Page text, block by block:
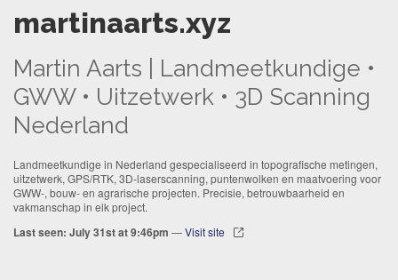
martinaarts.xyz
Martin Aarts | Landmeetkundige •
GWW • Uitzetwerk • 3D Scanning
Nederland
Landmeetkundige in Nederland gespecialiseerd in topografische metingen,
uitzetwerk, GPS/RTK, 3D-laserscanning, puntenwolken en maatvoering voor
GWW-, bouw- en agrarische projecten. Precisie, betrouwbaarheid en
vakmanschap in elk project.
Last seen: July 31st at 9:46pm —Visit site